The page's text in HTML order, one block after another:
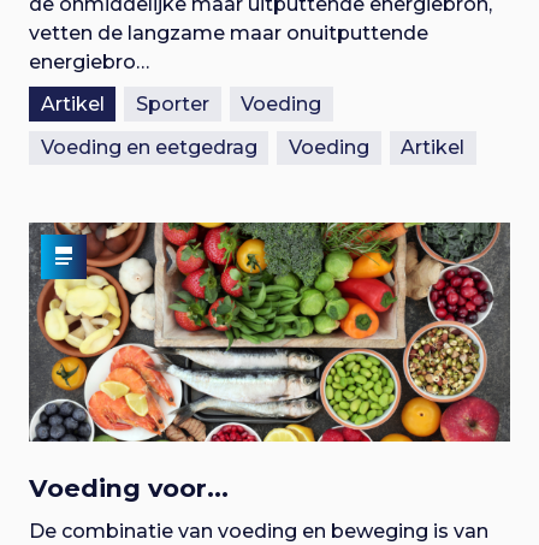
vetten de langzame maar onuitputtende
energiebro…
Artikel
Sporter
Voeding
Voeding en eetgedrag
Voeding Artikel
Voeding voor...
De combinatie van voeding en beweging is van